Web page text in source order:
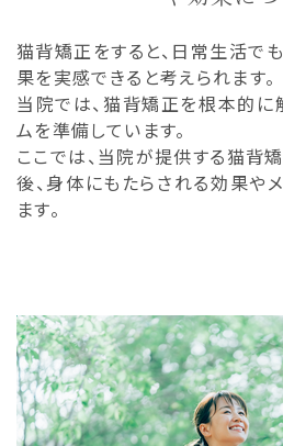
猫背矯正をすると、日常生活で
果を実感できると考えられます。
当院では、猫背矯正を根本的に
ムを準備しています。
ここでは、当院が提供する猫背
後、身体にもたらされる効果や
ます。